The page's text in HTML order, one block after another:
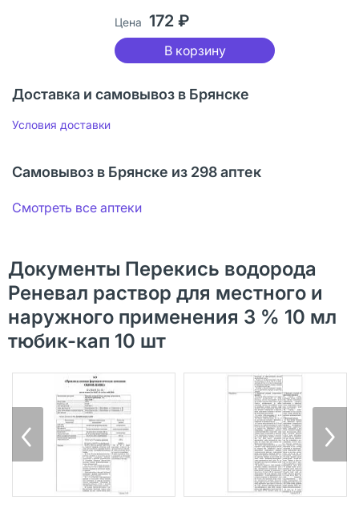
Цена 172 ₽
В корзину
Доставка и самовывоз в Брянске
Условия доставки
Самовывоз в Брянске из 298 аптек
Смотреть все аптеки
Документы Перекись водорода
Реневал раствор для местного и
наружного применения 3 % 10 мл
тюбик-кап 10 шт